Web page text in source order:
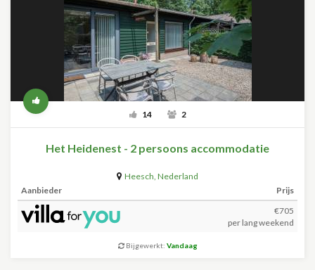
14 2
Het Heidenest - 2 persoons accommodatie
Heesch, Nederland
Aanbieder
Prijs
€705
per lang weekend
Bijgewerkt: Vandaag